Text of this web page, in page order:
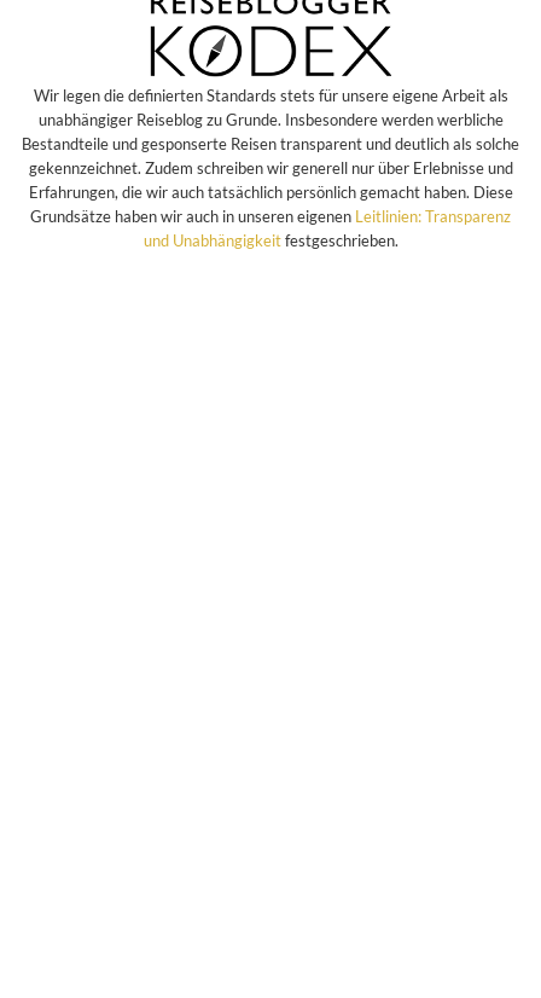
Wir legen die definierten Standards stets für unsere eigene Arbeit als
unabhängiger Reiseblog zu Grunde. Insbesondere werden werbliche
Bestandteile und gesponserte Reisen transparent und deutlich als solche
gekennzeichnet. Zudem schreiben wir generell nur über Erlebnisse und
Erfahrungen, die wir auch tatsächlich persönlich gemacht haben. Diese
Grundsätze haben wir auch in unseren eigenen Leitlinien: Transparenz
und Unabhängigkeitfestgeschrieben.